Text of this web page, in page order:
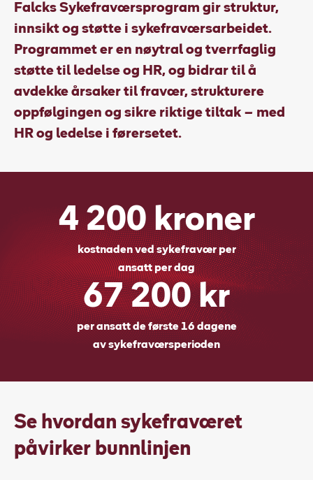
Falcks Sykefraværsprogram gir struktur,
innsikt og støtte i sykefraværsarbeidet.
Programmet er en nøytral og tverrfaglig
støtte til ledelse og HR, og bidrar til å
avdekke årsaker til fravær, strukturere
oppfølgingen og sikre riktige tiltak – med
HR og ledelse i førersetet.
4 200 kroner
kostnaden ved sykefravær per
ansatt per dag
67 200 kr
per ansatt de første 16 dagene
av sykefraværsperioden
Se hvordan sykefraværet
påvirker bunnlinjen